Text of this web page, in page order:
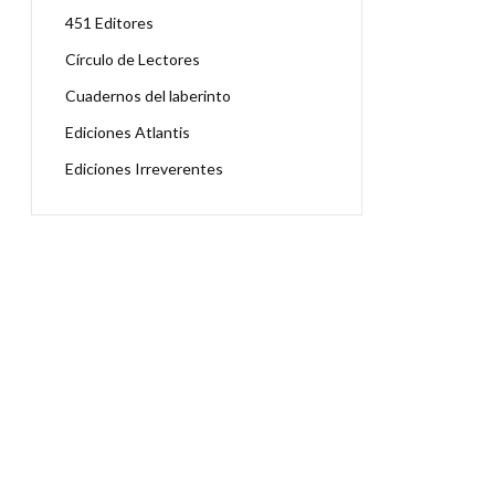
451 Editores
Círculo de Lectores
Cuadernos del laberinto
Ediciones Atlantis
Ediciones Irreverentes